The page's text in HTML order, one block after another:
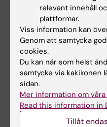
Wierbiłowicz K;
Wesołowski P; Pracht
Wijngaarden S;
Ratan A; Paschal B
PREPRINT:BIORXIV.
Induction of PARP7
Growth Inhibition by
Cancer Cells
Yang C; Wierbiłowicz
Tengse S; Abianeh N;
A; Wotton D; Paschal B
relevant innehåll
plattformar.
Viss information kan
Genom att samtycka
cookies.
Du kan när som helst
samtycke via kakikonen
sidan.
Mer information om våra
Read this information in
Tillåt